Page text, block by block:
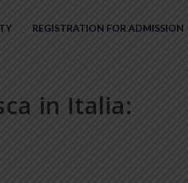
REGISTRATION FOR ADMISSION
in Italia: